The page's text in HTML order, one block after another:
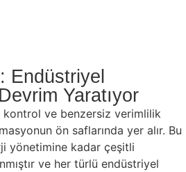
Endüstriyel
Yaratıyor
kontrol ve benzersiz verimlilik
ön saflarında yer alır. Bu
yönetimine kadar çeşitli
ve her türlü endüstriyel